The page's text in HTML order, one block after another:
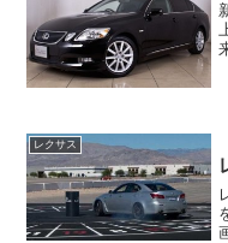
レクサス